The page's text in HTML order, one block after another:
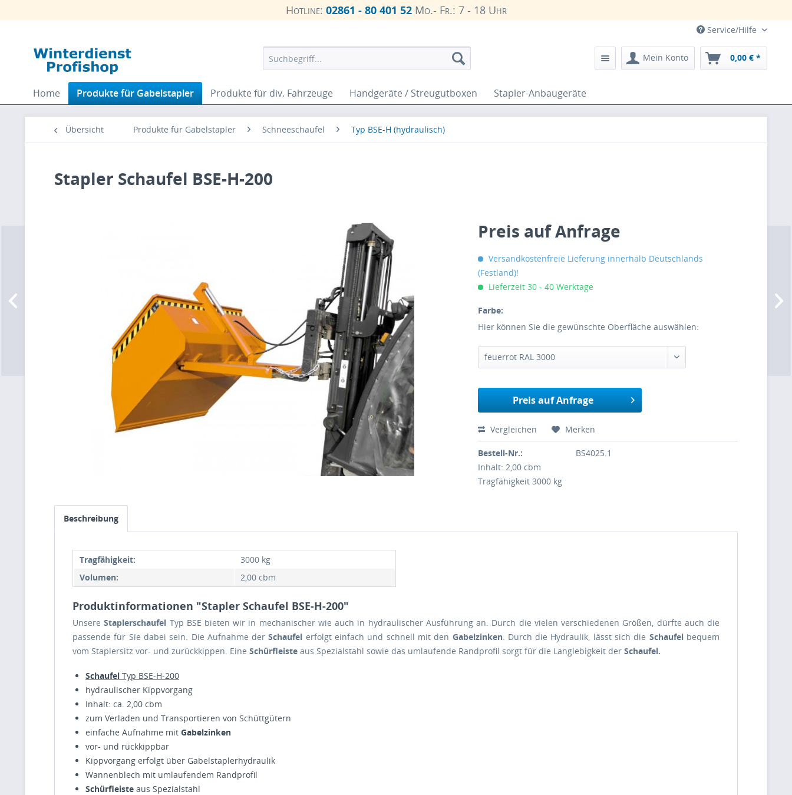
Hotline: 02861 - 80 401 52Mo.- Fr.: 7 - 18 Uhr
Service/Hilfe
Mein Konto 0,00 € *
Home Produkte für Gabelstapler Produkte für div. Fahrzeuge Handgeräte / Streugutboxen Stapler-Anbaugeräte
Übersicht Produkte für Gabelstapler Schneeschaufel Typ BSE-H (hydraulisch)
Stapler Schaufel BSE-H-200
Preis auf Anfrage
Versandkostenfreie Lieferung innerhalb Deutschlands
(Festland)!
Lieferzeit 30 - 40 Werktage
Farbe:
Hier können Sie die gewünschte Oberfläche auswählen:
feuerrot RAL 3000
Preis auf Anfrage
Vergleichen Merken
Bestell-Nr.:
BS4025.1
Inhalt: 2,00 cbm
Tragfähigkeit 3000 kg
Beschreibung
Tragfähigkeit:
3000 kg
Volumen:
2,00 cbm
Produktinformationen "Stapler Schaufel BSE-H-200"
UnsereStaplerschaufel Typ BSE bieten wir in mechanischer wie auch in hydraulischer Ausführung an. Durch die vielen verschiedenen Größen, dürfte auch die
passende für Sie dabei sein. Die Aufnahme derSchaufel erfolgt einfach und schnell mit den Gabelzinken. Durch die Hydraulik, lässt sich die Schaufel bequem
vom Staplersitz vor- und zurückkippen. Eine Schürfleiste aus Spezialstahl sowie das umlaufende Randprofil sorgt für die Langlebigkeit der Schaufel.
Schaufel Typ BSE-H-200
hydraulischer Kippvorgang
Inhalt: ca. 2,00 cbm
zum Verladen und Transportieren von Schüttgütern
einfache Aufnahme mit Gabelzinken
vor- und rückkippbar
Kippvorgang erfolgt über Gabelstaplerhydraulik
Wannenblech mit umlaufendem Randprofil
Schürfleiste aus Spezialstahl